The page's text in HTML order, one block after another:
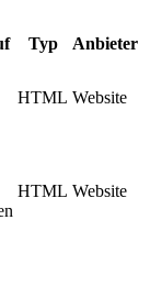
Typ Anbieter
HTML Website
HTML Website